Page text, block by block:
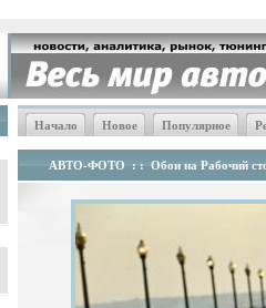
Начало Новое Популярное
АВТО-ФОТО : : Обои на Рабочий